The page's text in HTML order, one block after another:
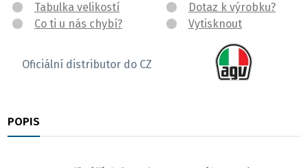
Tabulka velikostí
Co ti u nás chybí?
Dotaz k výrobku?
Vytisknout
Oficiální distributor do CZ
POPIS